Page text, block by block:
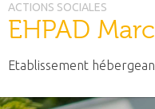
ACTIONS SOCIALES
EHPAD
Etablissement